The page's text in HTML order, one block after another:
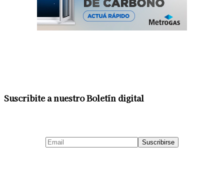
Suscribite a nuestro Boletín digital